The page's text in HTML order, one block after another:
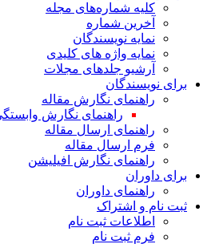
کلیه شماره‌های مجله
آخرین شماره
نمایه نویسندگان
نمایه واژه های کلیدی
آرشیو جلدهای مجلات
برای نویسندگان
راهنمای نگارش مقاله
راهنمای نگارش وابستگی
راهنمای ارسال مقاله
فرم ارسال مقاله
راهنمای نگارش افیلیشن
برای داوران
راهنمای داوران
ثبت نام و اشتراک
اطلاعات ثبت نام
فرم ثبت نام